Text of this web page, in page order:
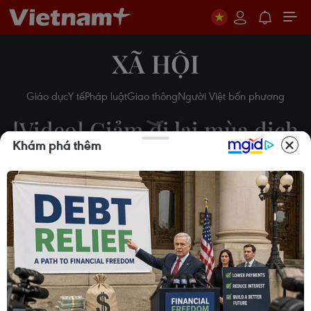
XÃ HỘI
Giáo dụcY tếPháp luậtGiao thôngNgười Việt bốn phương
[Video] Giảm đi lại mùa dịch
bệnh, tai nạn giao thông vẫn
tăng
20/04/2020 03:26
Theo dõi VietnamPlus
Khám phá thêm